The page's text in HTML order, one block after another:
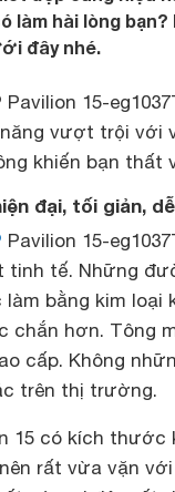
làm hài lòng
đây nhé.
Pavilion 15-
vượt trội với
khiến bạn thất
đại, tối giản,
Pavilion 15-
tinh tế. Những
bằng kim loại
chắn hơn. Tông
cấp. Không
trên thị trường.
15 có kích thước
rất vừa vặn